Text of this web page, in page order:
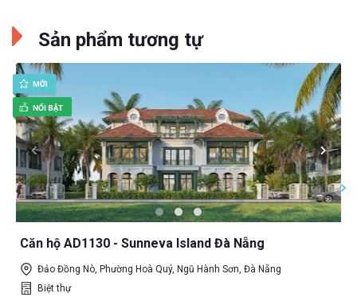
Sản phẩm tương tự
Căn hộ AD1130 - Sunneva Island Đà Nẵng
Đảo Đồng Nò, Phường Hoà Quý, Ngũ Hành Sơn, Đà Nẵng
Biệt thự